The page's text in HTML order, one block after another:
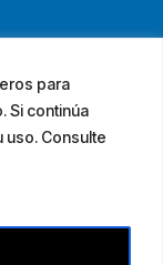
para
Si continúa
Consulte